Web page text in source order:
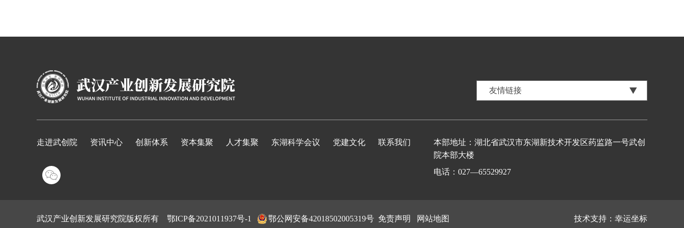
走进武创院 资讯中心 创新体系 资本集聚 人才集聚 东湖科学会议 党建文化 联系我们
本部地址：湖北省武汉市东湖新技术开发区药监路一号武创
院本部大楼
电话：027—65529927
武汉产业创新发展研究院版权所有 鄂ICP备2021011937号-1 鄂公网安备42018502005319号 免责声明 网站地图 技术支持： 幸运坐标